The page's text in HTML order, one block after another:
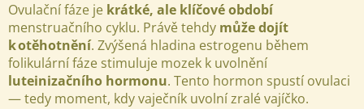
Ovulační fáze je krátké, ale klíčové období
menstruačního cyklu. Právě tehdy může dojít
k otěhotnění. Zvýšená hladina estrogenu během
folikulární fáze stimuluje mozek k uvolnění
luteinizačního hormonu. Tento hormon spustí ovulaci
— tedy moment, kdy vaječník uvolní zralé vajíčko.